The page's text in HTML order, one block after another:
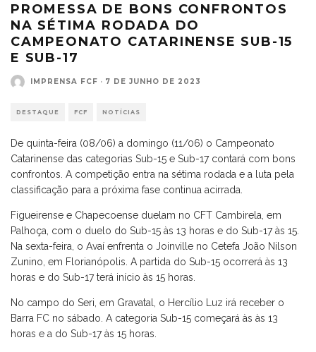
PROMESSA DE BONS CONFRONTOS
NA SÉTIMA RODADA DO
CAMPEONATO CATARINENSE SUB-15
E SUB-17
IMPRENSA FCF · 7 DE JUNHO DE 2023
DESTAQUE FCF NOTÍCIAS
De quinta-feira (08/06) a domingo (11/06) o Campeonato
Catarinense das categorias Sub-15 e Sub-17 contará com bons
confrontos. A competição entra na sétima rodada e a luta pela
classificação para a próxima fase continua acirrada.
Figueirense e Chapecoense duelam no CFT Cambirela, em
Palhoça, com o duelo do Sub-15 às 13 horas e do Sub-17 às 15.
Na sexta-feira, o Avaí enfrenta o Joinville no Cetefa João Nilson
Zunino, em Florianópolis. A partida do Sub-15 ocorrerá às 13
horas e do Sub-17 terá início às 15 horas.
No campo do Seri, em Gravatal, o Hercílio Luz irá receber o
Barra FC no sábado. A categoria Sub-15 começará às às 13
horas e a do Sub-17 às 15 horas.